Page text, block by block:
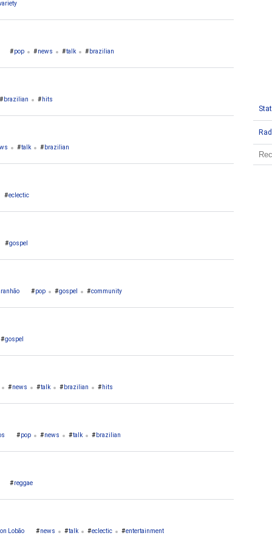
pop news talk brazilian
brazilian hits
talk brazilian
eclectic
gospel
pop gospel community
gospel
news talk brazilian hits
pop news talk brazilian
reggae
Lobão news talk eclectic entertainment